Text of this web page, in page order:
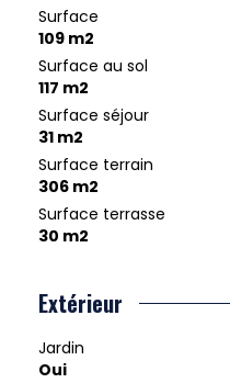
Surface
109 m2
Surface au sol
117 m2
Surface séjour
31 m2
Surface terrain
306 m2
Surface terrasse
30 m2
Extérieur
Jardin
Oui